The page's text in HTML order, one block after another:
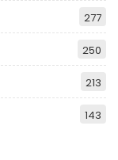
277
250
213
143